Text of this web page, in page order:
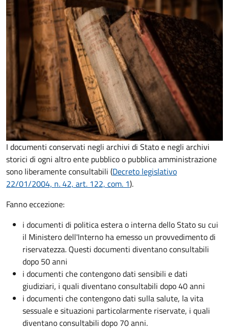
I documenti conservati negli archivi di Stato e negli archivi
storici di ogni altro ente pubblico o pubblica amministrazione
sono liberamente consultabili (Decreto legislativo
22/01/2004, n. 42, art. 122, com. 1).
Fanno eccezione:
i documenti di politica estera o interna dello Stato su cui
il Ministero dell'Interno ha emesso un provvedimento di
riservatezza. Questi documenti diventano consultabili
dopo 50 anni
i documenti che contengono dati sensibili e dati
giudiziari, i quali diventano consultabili dopo 40 anni
i documenti che contengono dati sulla salute, la vita
sessuale e situazioni particolarmente riservate, i quali
diventano consultabili dopo 70 anni.